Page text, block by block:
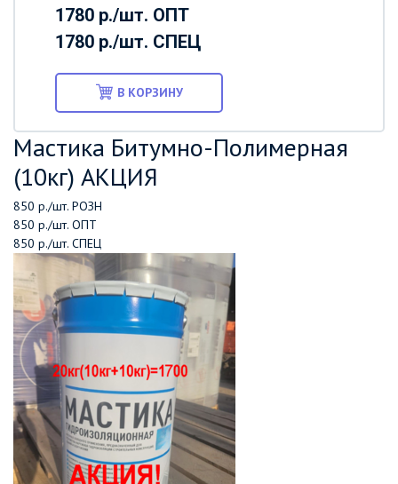
1780 р./шт. ОПТ
1780 р./шт. СПЕЦ
В КОРЗИНУ
Мастика Битумно-Полимерная
(10кг) АКЦИЯ
850 р./шт. РОЗН
850 р./шт. ОПТ
850 р./шт. СПЕЦ